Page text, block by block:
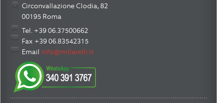
Circonvallazione Clodia, 82
00195 Roma
Tel. +39 06.37500662
Fax +39 06.83542315
Email info@millarelli.it